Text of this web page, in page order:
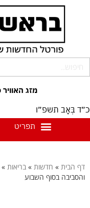
כ״ד בְּאָב תשפ״ו
דף הבית » חדשות » בריאות »
והסביבה בסוף השבוע